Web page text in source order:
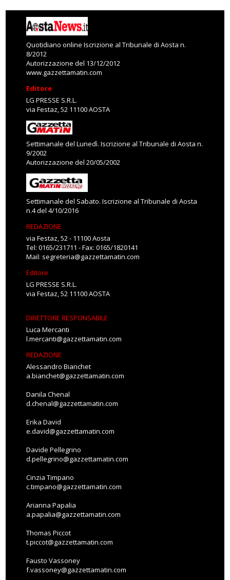
Quotidiano online Iscrizione al Tribunale di Aosta n.
8/2012
Autorizzazione del 13/12/2012
www.gazzettamatin.com
Editore
LG PRESSE S.R.L.
via Festaz, 52 11100 AOSTA
Settimanale del Lunedì. Iscrizione al Tribunale di Aosta n.
9/2002
Autorizzazione del 20/05/2002
Settimanale del Sabato. Iscrizione al Tribunale di Aosta
n.4 del 4/10/2016
REDAZIONE
via Festaz, 52 - 11100 Aosta
Tel: 0165/231711 - Fax: 0165/1820141
Mail: segreteria@gazzettamatin.com
Editore
LG PRESSE S.R.L.
via Festaz, 52 11100 AOSTA
DIRETTORE RESPONSABILE
Luca Mercanti
l.mercanti@gazzettamatin.com
REDAZIONE
Alessandro Bianchet
a.bianchet@gazzettamatin.com
Danila Chenal
d.chenal@gazzettamatin.com
Erika David
e.david@gazzettamatin.com
Davide Pellegrino
d.pellegrino@gazzettamatin.com
Cinzia Timpano
c.timpano@gazzettamatin.com
Arianna Papalia
a.papalia@gazzettamatin.com
Thomas Piccot
t.piccot@gazzettamatin.com
Fausto Vassoney
f.vassoney@gazzettamatin.com